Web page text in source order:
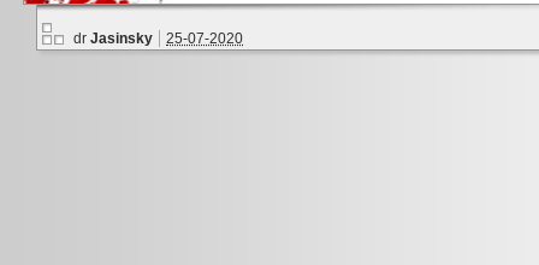
dr Jasinsky 25-07-2020